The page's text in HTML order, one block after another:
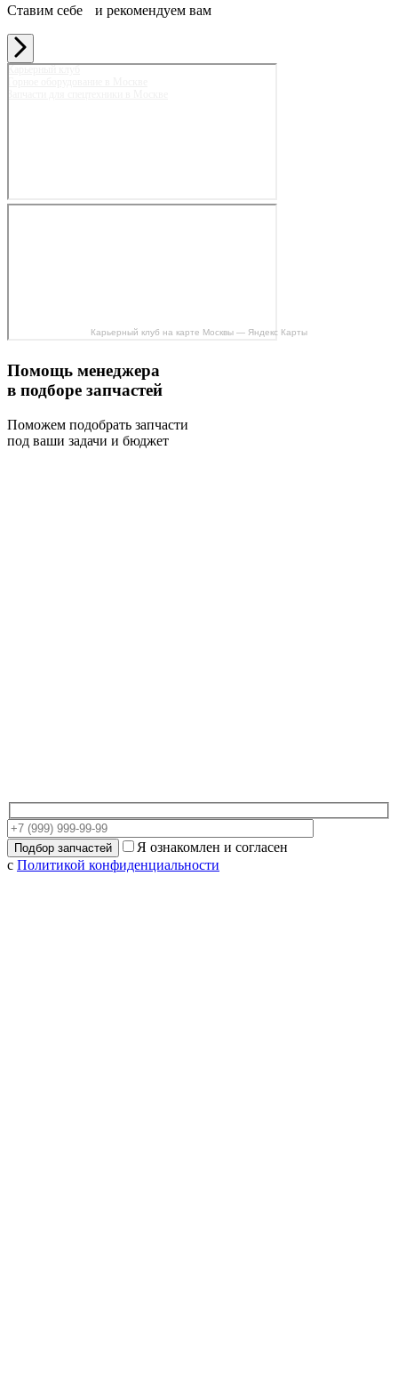
Ставим себе и рекомендуем вам
Карьерный клуб на карте Москвы — Яндекс Карты
Помощь менеджера
в подборе запчастей
Поможем подобрать запчасти
под ваши задачи и бюджет
Я ознакомлен и согласен
с Политикой конфиденциальности